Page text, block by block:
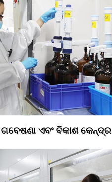
ଗବେଷଣା ଏବଂ ବିକାଶ କେନ୍ଦ୍ର